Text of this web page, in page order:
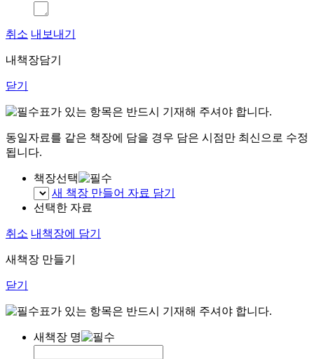
취소 내보내기
내책장담기
닫기
표가 있는 항목은 반드시 기재해 주셔야 합니다.
동일자료를 같은 책장에 담을 경우 담은 시점만 최신으로 수정
됩니다.
책장선택
새 책장 만들어 자료 담기
선택한 자료
취소 내책장에 담기
새책장 만들기
닫기
표가 있는 항목은 반드시 기재해 주셔야 합니다.
새책장 명